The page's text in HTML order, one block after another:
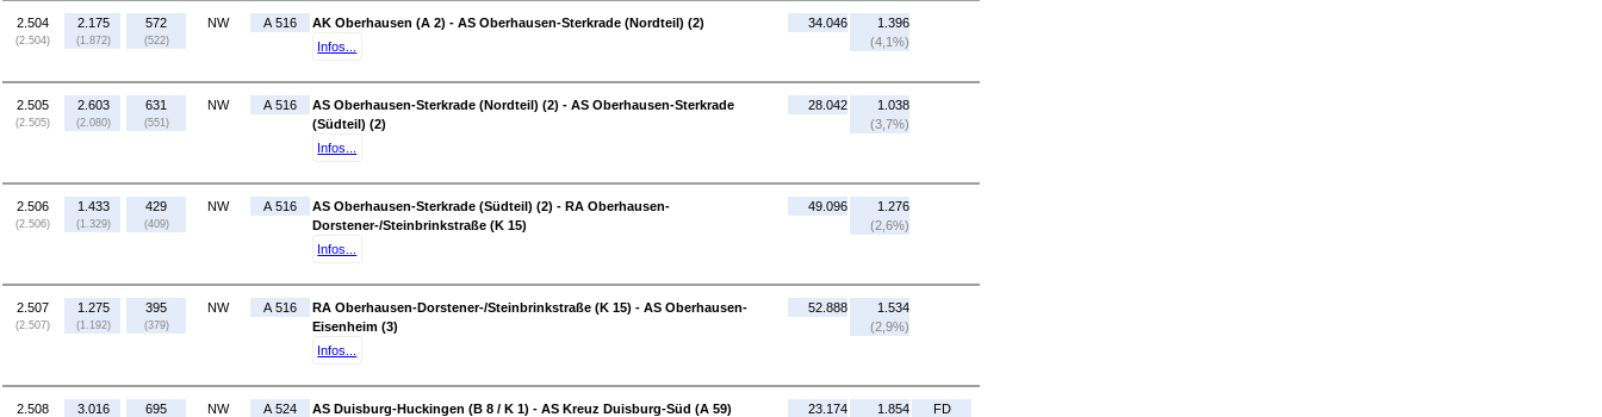
2.504
(2.504)
2.175
(1.872)
572
(522)
NW A 516
AK Oberhausen (A 2) - AS Oberhausen-Sterkrade (Nordteil) (2)
Infos...
34.046
1.396
(4,1%)
2.505
(2.505)
2.603
(2.080)
631
(551)
NW A 516
AS Oberhausen-Sterkrade (Nordteil) (2) - AS Oberhausen-Sterkrade
(Südteil) (2)
Infos...
28.042
1.038
(3,7%)
2.506
(2.506)
1.433
(1.329)
429
(409)
NW A 516
AS Oberhausen-Sterkrade (Südteil) (2) - RA Oberhausen-
Dorstener-/Steinbrinkstraße (K 15)
Infos...
49.096
1.276
(2,6%)
2.507
(2.507)
1.275
(1.192)
395
(379)
NW A 516
RA Oberhausen-Dorstener-/Steinbrinkstraße (K 15) - AS Oberhausen-
Eisenheim (3)
Infos...
52.888
1.534
(2,9%)
2.508 3.016 695 NW A 524
AS Duisburg-Huckingen (B 8 / K 1) - AS Kreuz Duisburg-Süd (A 59)
23.174
1.854
FD